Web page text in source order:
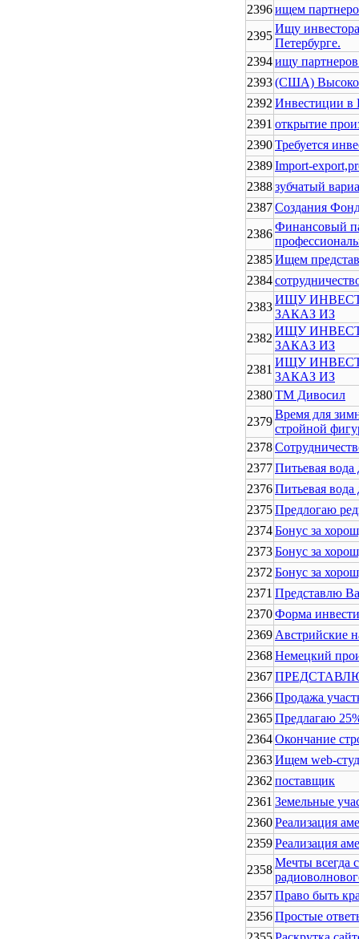
2396ищем
2395
Ищу
Петербурге.
2394ищу
2393(США)
2392 Инвестиции
2391 открытие
2390Требуется
2389Import-
2388зубчатый
2387Создания
2386
Финансовый
2385Ищем
2384
2383
ИЩУ
ЗАКАЗ ИЗ
2382
ИЩУ
ЗАКАЗ ИЗ
2381
ИЩУ
ЗАКАЗ ИЗ
2380ТМ Дивосил
2379
Время для
стройной
2378
2377Питьевая
2376Питьевая
2375Предлогаю
2374Бонус за
2373Бонус за
2372 Бонус за
2371 Представлю
2370Форма
2369 Австрийские
2368Немецкий
2367
2366Продажа
2365Предлагаю
2364Окончание
2363Ищем web-
2362 поставщик
2361 Земельные
2360Реализация
2359Реализация
2358
Мечты всегда
2357Право быть
2356Простые